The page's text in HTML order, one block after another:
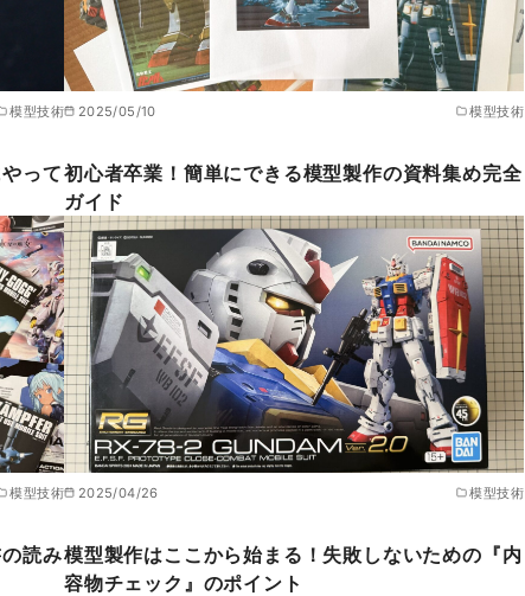
模型技術
って
2025/05/10 模型技術
初心者卒業！簡単にできる模型製作の資料集め完全
ガイド
模型技術
読み
2025/04/26 模型技術
模型製作はここから始まる！失敗しないための『内
容物チェック』のポイント